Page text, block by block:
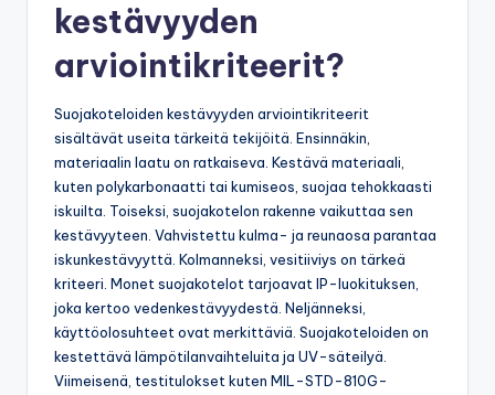
kestävyyden
arviointikriteerit?
Suojakoteloiden kestävyyden arviointikriteerit
sisältävät useita tärkeitä tekijöitä. Ensinnäkin,
materiaalin laatu on ratkaiseva. Kestävä materiaali,
kuten polykarbonaatti tai kumiseos, suojaa tehokkaasti
iskuilta. Toiseksi, suojakotelon rakenne vaikuttaa sen
kestävyyteen. Vahvistettu kulma- ja reunaosa parantaa
iskunkestävyyttä. Kolmanneksi, vesitiiviys on tärkeä
kriteeri. Monet suojakotelot tarjoavat IP-luokituksen,
joka kertoo vedenkestävyydestä. Neljänneksi,
käyttöolosuhteet ovat merkittäviä. Suojakoteloiden on
kestettävä lämpötilanvaihteluita ja UV-säteilyä.
Viimeisenä, testitulokset kuten MIL-STD-810G-